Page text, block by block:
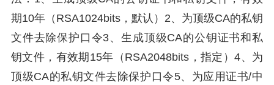
期10年（RSA1024bits，默认）2、为顶级CA的私钥
文件去除保护口令3、生成顶级CA的公钥证书和私
钥文件，有效期15年（RSA2048bits，指定）4、为
顶级CA的私钥文件去除保护口令5、为应用证书/中